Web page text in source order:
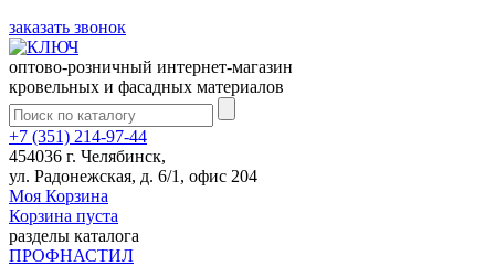
заказать звонок
оптово-розничный интернет-магазин
кровельных и фасадных материалов
+7 (351) 214-97-44
454036 г. Челябинск,
ул. Радонежская, д. 6/1, офис 204
Моя Корзина
Корзина пуста
разделы каталога
ПРОФНАСТИЛ